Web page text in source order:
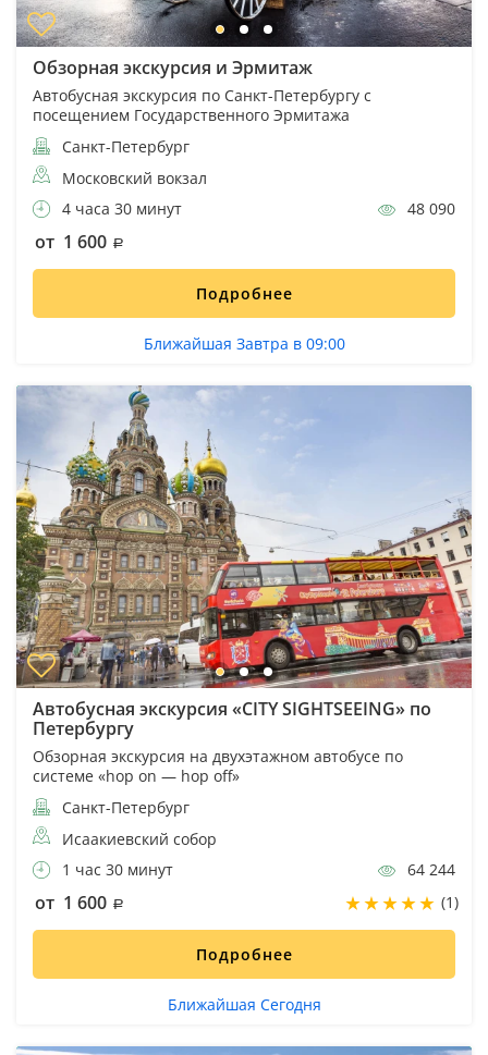
Обзорная экскурсия и Эрмитаж
Автобусная экскурсия по Санкт-Петербургу с
посещением Государственного Эрмитажа
Санкт-Петербург
Московский вокзал
4 часа 30 минут
48 090
от 1 600
Подробнее
Ближайшая Завтра в 09:00
Автобусная экскурсия «CITY SIGHTSEEING» по
Петербургу
Обзорная экскурсия на двухэтажном автобусе по
системе «hop on — hop off»
Санкт-Петербург
Исаакиевский собор
1 час 30 минут
64 244
от 1 600 (1)
Подробнее
Ближайшая Сегодня